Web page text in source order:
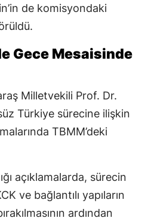
de komisyondaki
Gece Mesaisinde
Milletvekili Prof. Dr.
Türkiye sürecine ilişkin
TBMM’deki
açıklamalarda, sürecin
ve bağlantılı yapıların
ardından